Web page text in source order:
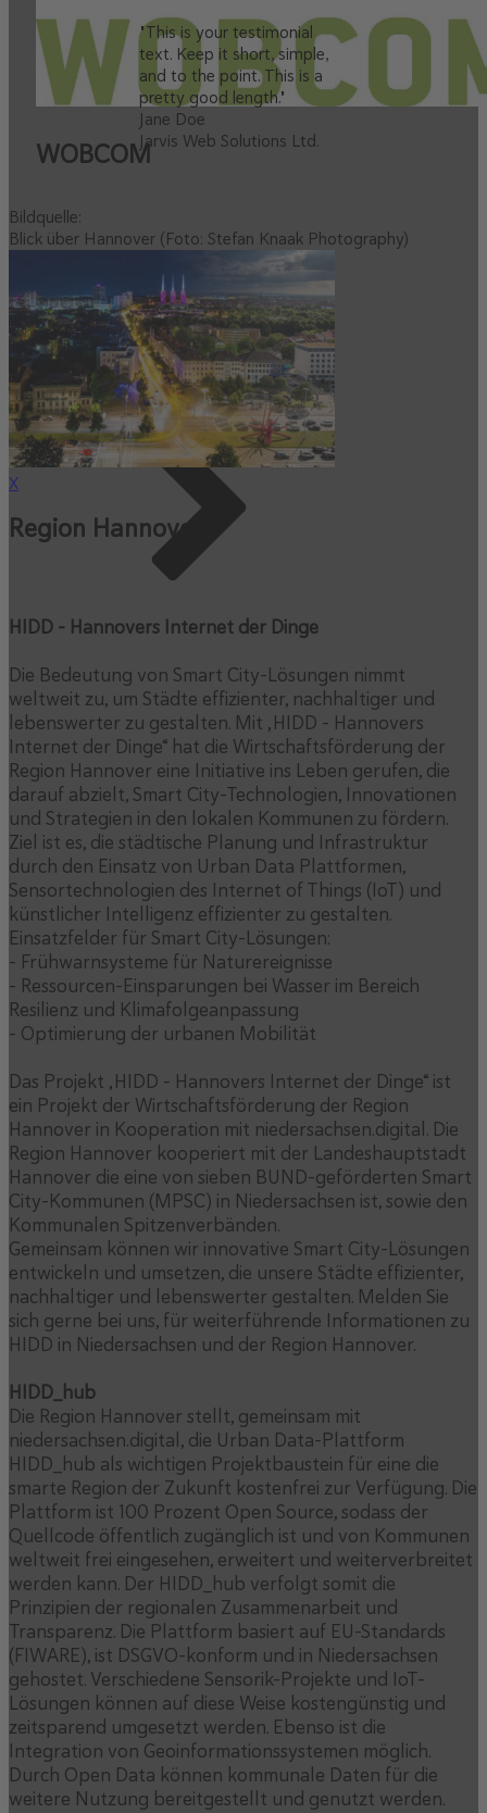
WOBCOM
"This is your testimonial
text. Keep it short, simple,
and to the point. This is a
pretty good length."
Jane Doe
Jarvis Web Solutions Ltd.
Bildquelle:
Blick über Hannover (Foto: Stefan Knaak Photography)
X
Region Hannover
HIDD - Hannovers Internet der Dinge
Die Bedeutung von Smart City-Lösungen nimmt
weltweit zu, um Städte effizienter, nachhaltiger und
lebenswerter zu gestalten. Mit „HIDD – Hannovers
Internet der Dinge“ hat die Wirtschaftsförderung der
Region Hannover eine Initiative ins Leben gerufen, die
darauf abzielt, Smart City-Technologien, Innovationen
und Strategien in den lokalen Kommunen zu fördern.
Ziel ist es, die städtische Planung und Infrastruktur
durch den Einsatz von Urban Data Plattformen,
Sensortechnologien des Internet of Things (IoT) und
künstlicher Intelligenz effizienter zu gestalten.
Einsatzfelder für Smart City-Lösungen:
- Frühwarnsysteme für Naturereignisse
- Ressourcen-Einsparungen bei Wasser im Bereich
Resilienz und Klimafolgeanpassung
- Optimierung der urbanen Mobilität
Das Projekt „HIDD – Hannovers Internet der Dinge“ ist
ein Projekt der Wirtschaftsförderung der Region
Hannover in Kooperation mit niedersachsen.digital. Die
Region Hannover kooperiert mit der Landeshauptstadt
Hannover die eine von sieben BUND-geförderten Smart
City-Kommunen (MPSC) in Niedersachsen ist, sowie den
Kommunalen Spitzenverbänden.
Gemeinsam können wir innovative Smart City-Lösungen
entwickeln und umsetzen, die unsere Städte effizienter,
nachhaltiger und lebenswerter gestalten. Melden Sie
sich gerne bei uns, für weiterführende Informationen zu
HIDD in Niedersachsen und der Region Hannover.
HIDD_hub
Die Region Hannover stellt, gemeinsam mit
niedersachsen.digital, die Urban Data-Plattform
HIDD_hub als wichtigen Projektbaustein für eine die
smarte Region der Zukunft kostenfrei zur Verfügung. Die
Plattform ist 100 Prozent Open Source, sodass der
Quellcode öffentlich zugänglich ist und von Kommunen
weltweit frei eingesehen, erweitert und weiterverbreitet
werden kann. Der HIDD_hub verfolgt somit die
Prinzipien der regionalen Zusammenarbeit und
Transparenz. Die Plattform basiert auf EU-Standards
(FIWARE), ist DSGVO-konform und in Niedersachsen
gehostet. Verschiedene Sensorik-Projekte und IoT-
Lösungen können auf diese Weise kostengünstig und
zeitsparend umgesetzt werden. Ebenso ist die
Integration von Geoinformationssystemen möglich.
Durch Open Data können kommunale Daten für die
weitere Nutzung bereitgestellt und genutzt werden.